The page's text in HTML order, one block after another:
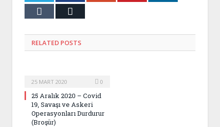
Tumblr
RELATED POSTS
25 MART 2020 0
25 Aralık 2020 – Covid
19, Savaşı ve Askeri
Operasyonları Durdurur
(Broşür)